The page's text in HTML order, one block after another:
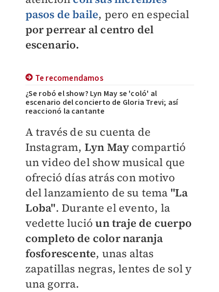
pasos de baile, pero en especial
por perrear al centro del
escenario.
Te recomendamos
¿Se robó el show? Lyn May se 'coló' al
escenario del concierto de Gloria Trevi; así
reaccionó la cantante
A través de su cuenta de
Instagram, Lyn May compartió
un video del show musical que
ofreció días atrás con motivo
del lanzamiento de su tema "La
Loba". Durante el evento, la
vedette lució un traje de cuerpo
completo de color naranja
fosforescente, unas altas
zapatillas negras, lentes de sol y
una gorra.